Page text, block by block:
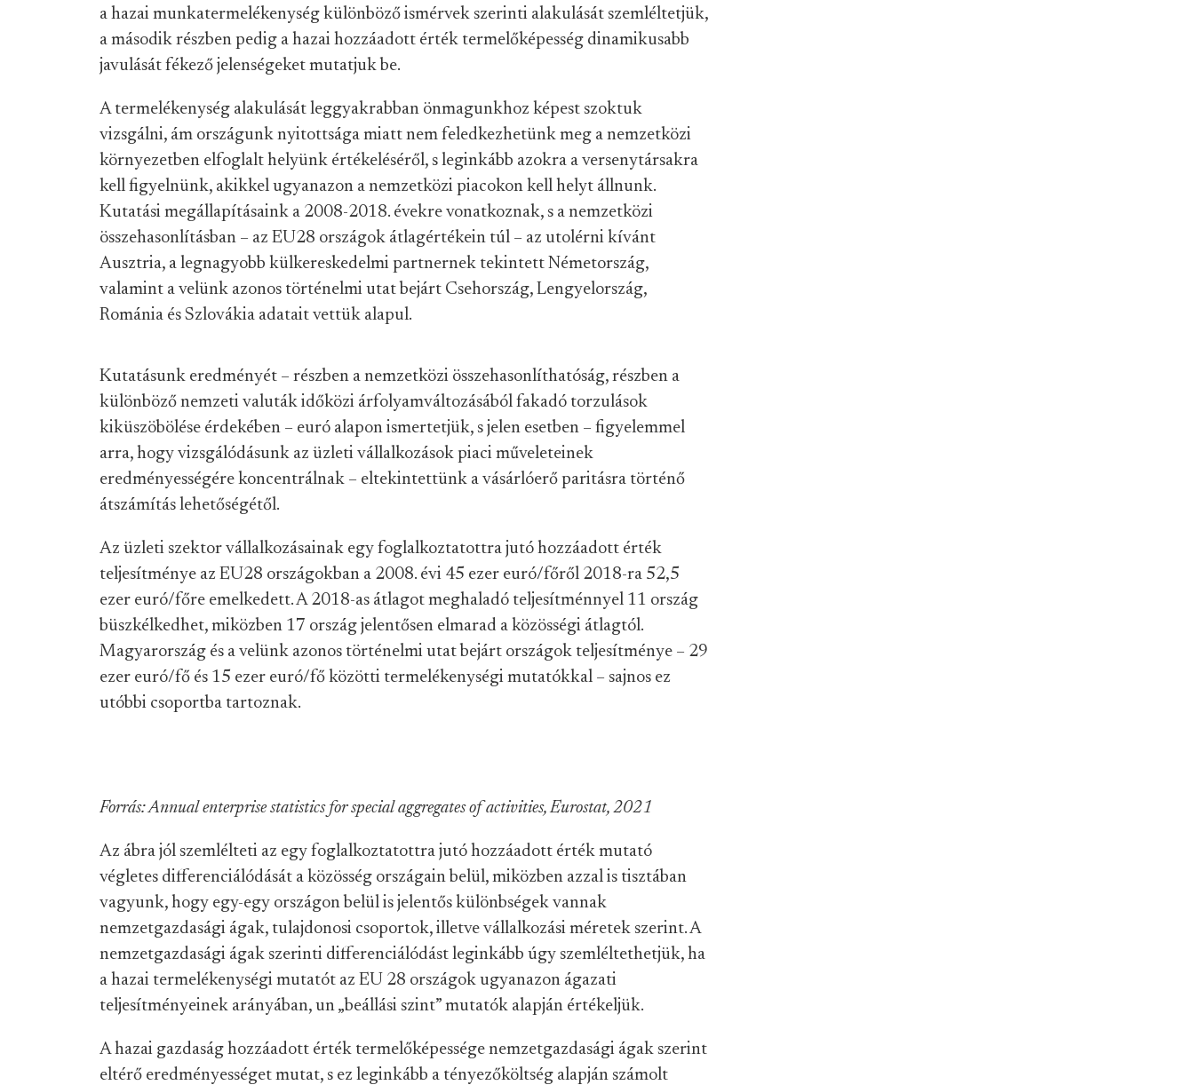
a hazai munkatermelékenység különböző ismérvek szerinti alakulását szemléltetjük,
a második részben pedig a hazai hozzáadott érték termelőképesség dinamikusabb
javulását fékező jelenségeket mutatjuk be.
A termelékenység alakulását leggyakrabban önmagunkhoz képest szoktuk
vizsgálni, ám országunk nyitottsága miatt nem feledkezhetünk meg a nemzetközi
környezetben elfoglalt helyünk értékeléséről, s leginkább azokra a versenytársakra
kell figyelnünk, akikkel ugyanazon a nemzetközi piacokon kell helyt állnunk.
Kutatási megállapításaink a 2008-2018. évekre vonatkoznak, s a nemzetközi
összehasonlításban – az EU28 országok átlagértékein túl – az utolérni kívánt
Ausztria, a legnagyobb külkereskedelmi partnernek tekintett Németország,
valamint a velünk azonos történelmi utat bejárt Csehország, Lengyelország,
Románia és Szlovákia adatait vettük alapul.
Kutatásunk eredményét – részben a nemzetközi összehasonlíthatóság, részben a
különböző nemzeti valuták időközi árfolyamváltozásából fakadó torzulások
kiküszöbölése érdekében – euró alapon ismertetjük, s jelen esetben – figyelemmel
arra, hogy vizsgálódásunk az üzleti vállalkozások piaci műveleteinek
eredményességére koncentrálnak – eltekintettünk a vásárlóerő paritásra történő
átszámítás lehetőségétől.
Az üzleti szektor vállalkozásainak egy foglalkoztatottra jutó hozzáadott érték
teljesítménye az EU28 országokban a 2008. évi 45 ezer euró/főről 2018-ra 52,5
ezer euró/főre emelkedett. A 2018-as átlagot meghaladó teljesítménnyel 11 ország
büszkélkedhet, miközben 17 ország jelentősen elmarad a közösségi átlagtól.
Magyarország és a velünk azonos történelmi utat bejárt országok teljesítménye – 29
ezer euró/fő és 15 ezer euró/fő közötti termelékenységi mutatókkal – sajnos ez
utóbbi csoportba tartoznak.
Forrás: Annual enterprise statistics for special aggregates of activities, Eurostat, 2021
Az ábra jól szemlélteti az egy foglalkoztatottra jutó hozzáadott érték mutató
végletes differenciálódását a közösség országain belül, miközben azzal is tisztában
vagyunk, hogy egy-egy országon belül is jelentős különbségek vannak
nemzetgazdasági ágak, tulajdonosi csoportok, illetve vállalkozási méretek szerint. A
nemzetgazdasági ágak szerinti differenciálódást leginkább úgy szemléltethetjük, ha
a hazai termelékenységi mutatót az EU 28 országok ugyanazon ágazati
teljesítményeinek arányában, un „beállási szint” mutatók alapján értékeljük.
A hazai gazdaság hozzáadott érték termelőképessége nemzetgazdasági ágak szerint
eltérő eredményességet mutat, s ez leginkább a tényezőköltség alapján számolt